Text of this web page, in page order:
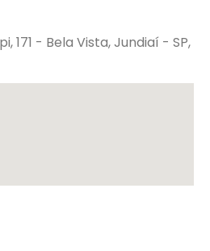
171 - Bela Vista, Jundiaí - SP,